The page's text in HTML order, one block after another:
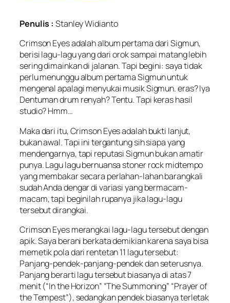
Penulis : Stanley Widianto
Crimson Eyesadalah album pertama dari Sigmun,
berisi lagu-lagu yang dari orok sampai matang lebih
sering dimainkan di jalanan. Tapi begini: saya tidak
perlu menunggu album pertama Sigmun untuk
mengenal apalagi menyukai musik Sigmun. eras? Iya
Dentuman drum renyah? Tentu. Tapi keras hasil
studio? Hmm…
Maka dari itu,Crimson Eyesadalah bukti lanjut,
bukan awal. Tapi ini tergantung sih siapa yang
mendengarnya, tapi reputasi Sigmun bukan amatir
punya. Lagu lagu bernuansa stoner rockmidtempo
yang membakar secara perlahan-lahan barangkali
sudah Anda dengar di variasi yang bermacam-
macam, tapi beginilah rupanya jika lagu-lagu
tersebutdirangkai.
Crimson Eyesmerangkai lagu-lagu tersebut dengan
apik. Saya berani berkata demikian karena saya bisa
memetik pola dari rentetan 11 lagu tersebut:
Panjang-pendek-panjang-pendek dan seterusnya.
Panjangberarti lagu tersebut biasanya di atas 7
menit (“In the Horizon” “The Summoning” “Prayer of
the Tempest”), sedangkanpendekbiasanya terletak